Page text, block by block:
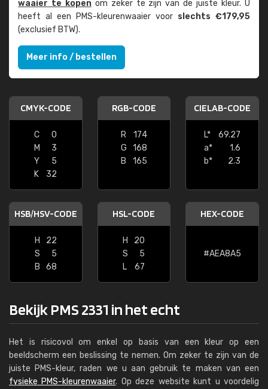
waaier te kopenom zeker te zijn van de juiste kleur. U
heeft al een PMS-kleuren­waaier voor slechts €179,95
(exclusief BTW).
Meer info / bestellen
CMYK-CODE
C
0
M
3
Y
5
K
32
RGB-CODE
R
174
G
168
B
165
CIELAB-CODE
L*
69.27
a*
1.6
b*
2.3
HSB/HSV-CODE
H
22
S
5
B
68
HSL-CODE
H
20
S
5
L
67
HEX-CODE
#AEA8A5
Bekijk PMS 2331 in het echt
Het is risicovol om enkel op basis van een kleur op een
beeldscherm een beslissing te nemen. Om zeker te zijn van de
juiste PMS-kleur, raden we u aan gebruik te maken van een
fysieke PMS-kleurenwaaier. Op deze website kunt u voordelig